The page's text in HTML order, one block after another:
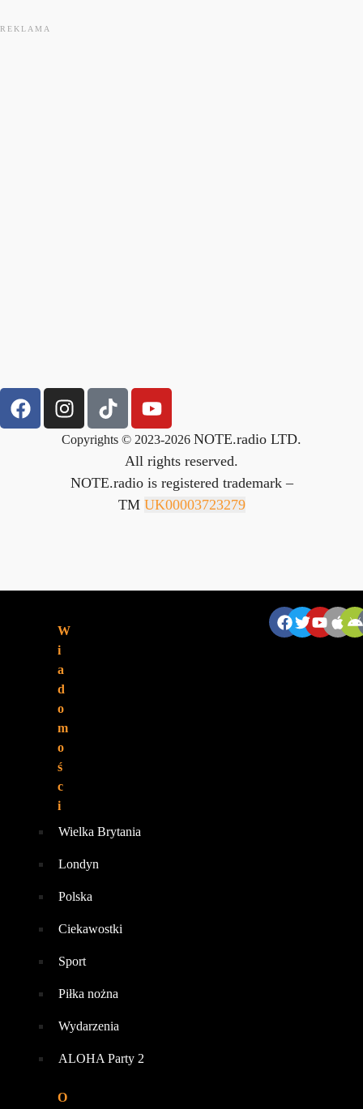
Copyrights © 2023-2026 NOTE.radio LTD.
All rights reserved.
NOTE.radio is registered trademark –
TM UK00003723279
W
i
a
d
o
m
o
ś
c
i
Wielka Brytania
Londyn
Polska
Ciekawostki
Sport
Piłka nożna
Wydarzenia
ALOHA Party 2
O
ZNAJDZIESZ NAS: